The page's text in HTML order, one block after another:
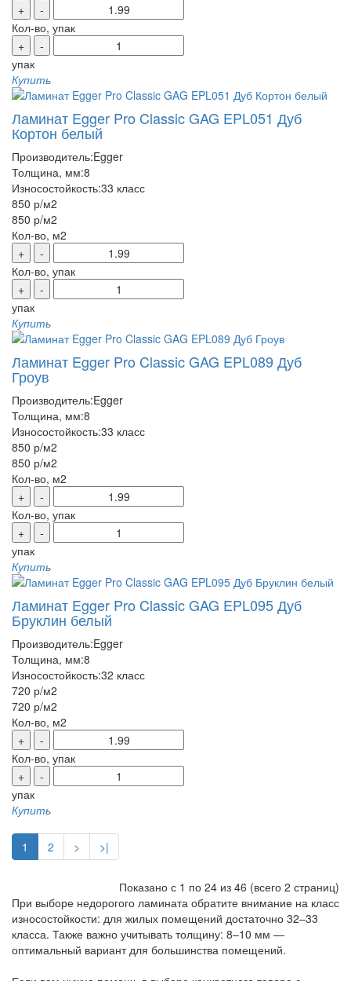
+
-
Кол-во, упак
+
-
упак
Купить
Ламинат Egger Pro Classic GAG EPL051 Дуб
Кортон белый
Производитель:Egger
Толщина, мм:8
Износостойкость:33 класс
850 р/м2
850 р/м2
Кол-во, м2
+
-
Кол-во, упак
+
-
упак
Купить
Ламинат Egger Pro Classic GAG EPL089 Дуб
Гроув
Производитель:Egger
Толщина, мм:8
Износостойкость:33 класс
850 р/м2
850 р/м2
Кол-во, м2
+
-
Кол-во, упак
+
-
упак
Купить
Ламинат Egger Pro Classic GAG EPL095 Дуб
Бруклин белый
Производитель:Egger
Толщина, мм:8
Износостойкость:32 класс
720 р/м2
720 р/м2
Кол-во, м2
+
-
Кол-во, упак
+
-
упак
Купить
1 2 > >|
Показано с 1 по 24 из 46 (всего 2 страниц)
При выборе недорогого ламината обратите внимание на класс
износостойкости: для жилых помещений достаточно 32–33
класса. Также важно учитывать толщину: 8–10 мм —
оптимальный вариант для большинства помещений.